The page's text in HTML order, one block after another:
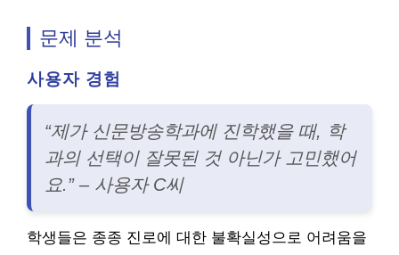
문제 분석
사용자 경험
“제가 신문방송학과에 진학했을 때, 학
과의 선택이 잘못된 것 아닌가 고민했어
요.” – 사용자 C씨
학생들은 종종 진로에 대한 불확실성으로 어려움을